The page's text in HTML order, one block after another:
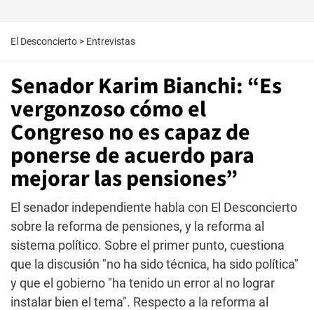
El Desconcierto > Entrevistas
Senador Karim Bianchi: “Es
vergonzoso cómo el
Congreso no es capaz de
ponerse de acuerdo para
mejorar las pensiones”
El senador independiente habla con El Desconcierto
sobre la reforma de pensiones, y la reforma al
sistema político. Sobre el primer punto, cuestiona
que la discusión "no ha sido técnica, ha sido política"
y que el gobierno "ha tenido un error al no lograr
instalar bien el tema". Respecto a la reforma al